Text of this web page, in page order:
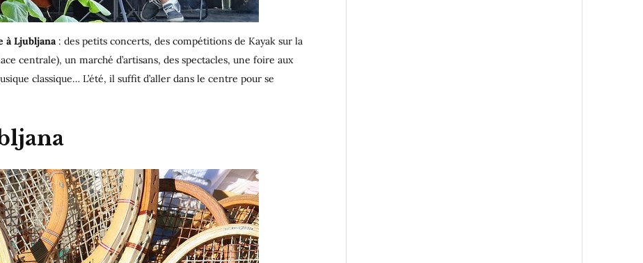
à Ljubljana: des petits concerts, des compétitions de Kayak sur la
centrale), un marché d’artisans, des spectacles, une foire aux
classique… L’été, il suffit d’aller dans le centre pour se